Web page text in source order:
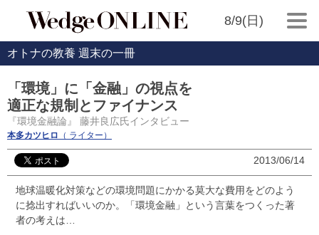
8/9(日)
オトナの教養 週末の一冊
「環境」に「金融」の視点を
適正な規制とファイナンス
『環境金融論』 藤井良広氏インタビュー
本多カツヒロ （ ライター）
2013/06/14
地球温暖化対策などの環境問題にかかる莫大な費用をどのよう
に捻出すればいいのか。「環境金融」という言葉をつくった著
者の考えは…